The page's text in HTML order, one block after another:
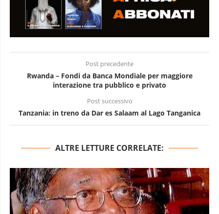
Post precedente
Rwanda – Fondi da Banca Mondiale per maggiore
interazione tra pubblico e privato
Post successivo
Tanzania: in treno da Dar es Salaam al Lago Tanganica
ALTRE LETTURE CORRELATE: